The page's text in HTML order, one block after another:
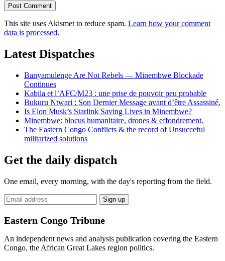
This site uses Akismet to reduce spam. Learn how your comment
data is processed.
Latest Dispatches
Banyamulenge Are Not Rebels — Minembwe Blockade
Continues
Kabila et l’AFC/M23 : une prise de pouvoir peu probable
Bukuru Ntwari : Son Dernier Message avant d’être Assassiné.
Is Elon Musk’s Starlink Saving Lives in Minembwe?
Minembwe: blocus humanitaire, drones & effondrement.
The Eastern Congo Conflicts & the record of Unsucceful
militarized solutions
Get the daily dispatch
One email, every morning, with the day's reporting from the field.
Email
address
Sign up
Eastern Congo Tribune
An independent news and analysis publication covering the Eastern
Congo, the African Great Lakes region politics.